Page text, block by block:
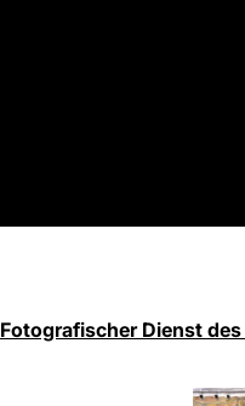
Fotografischer Dienst